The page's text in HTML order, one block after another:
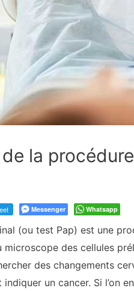
la
Messenger Whatsapp
(ou test Pap) est une
microscope des cellules
des changements
un cancer. Si l’on